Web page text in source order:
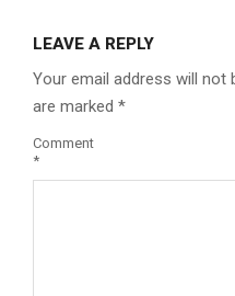
LEAVE A REPLY
Your email address will not
are marked *
Comment
*